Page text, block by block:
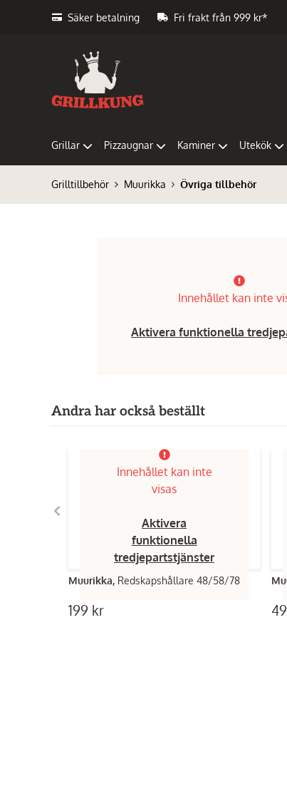
Säker betalning Fri frakt från 999 kr*
Grillar Pizzaugnar Kaminer Utekök
Grilltillbehör Muurikka Övriga tillbehör
Innehållet kan inte
Aktivera funktionella
Andra har också beställt
Innehållet kan inte
visas
Aktivera
funktionella
tredjepartstjänster
Muurikka, Redskapshållare 48/58/78
199 kr